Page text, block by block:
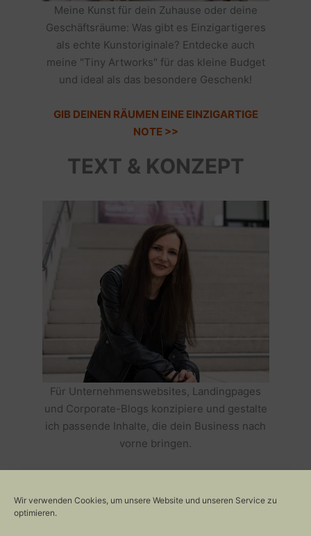
Wir verwenden Cookies, um unsere Website und unseren Service zu
optimieren.
Meine Kunst für dein Zuhause oder deine
Geschäftsräume: Was gibt es Einzigartigeres
als echte Kunstoriginale? Entdecke auch
meine "Tiny Artworks" für das kleine Budget
und ideal als das besondere Geschenk!
GIB DEINEN RÄUMEN EINE EINZIGARTIGE
NOTE >>
TEXT & KONZEPT
Für Unternehmenswebsites, Landingpages
und Corporate-Blogs konzipiere und gestalte
ich passende Inhalte, die dein Business nach
vorne bringen.
ERFOLGREICH MACHEN >>